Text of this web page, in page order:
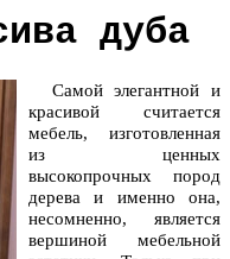
дуба
Самой элегантной и
красивой считается
мебель, изготовленная
из ценных
высокопрочных пород
дерева и именно она,
несомненно, является
вершиной мебельной